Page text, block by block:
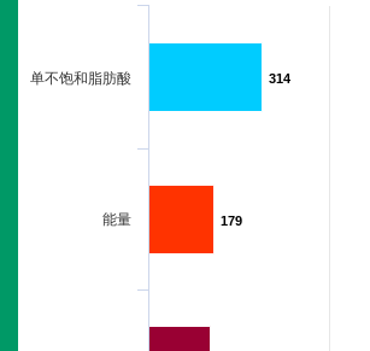
314
314
179
179
单不饱和脂肪酸
能量